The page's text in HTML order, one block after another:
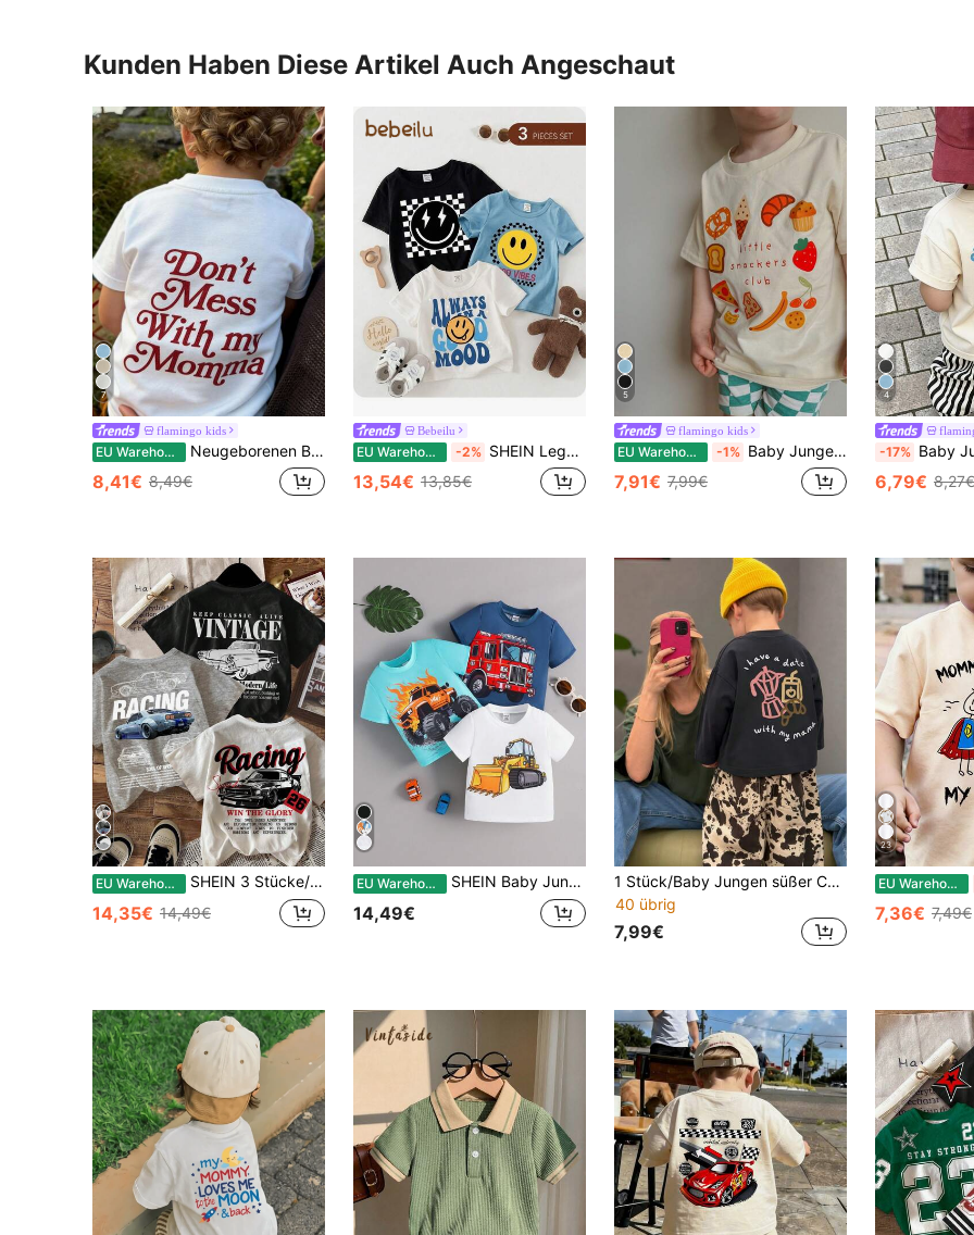
Kunden Haben Diese Artikel Auch Angeschaut
7
flamingo kids
EU Warehouse Neugeborenen Baby Sommer lässig Kurzarm T-Shirt, "Stört meine Mutter nicht" Buchstabe Muster Rundhals Top
8,41€ 8,49€
Bebeilu
EU Warehouse -2% SHEIN Legeres "LÄCHLE, Baby Jungen" Buchstaben-Grafik Rundhals Kurzarmoberteil, geeignet für den Sommer
13,54€ 13,85€
5
flamingo kids
EU Warehouse -1% Baby Jungen Basis T-Shirt mit Buchstaben- und Kirsch-Muster, weich atmungsaktiv, lässig geeignet für Kleinkinder
7,91€ 7,99€
4
-17% Baby Jungen bequemes,
6,79€ 8,27€
EU Warehouse SHEIN 3 Stücke/Set Baby Jungen Casual Minimalistisch Y2K Mode vielseitig coole Stil Auto Grafik Retro Amerikanisch locker bequem Rundhals Kurzarm T-Shirts, geeignet für den Sommer
14,35€ 14,49€
EU Warehouse SHEIN Baby Jungen Sommer/Frühling süßes 3er-Set mit Bagger- und Auto-Muster Muster
14,49€
1 Stück/Baby Jungen süßer Cartoon schwarzer Langarm, rosa Moka-Kanne und gelbe Kaffeetasse mit einfacher Linienzeichnung und brauner Kaffeebohnen-Dekoration, umgeben von weißer handgeschriebener englischer Aufschrift "I Have A Date With My Mama", lustiger kreativer Muster, locker lässig vielseitig, geeignet für Herbst/Winter tägliche Ausflüge und Familienreisen Fotografie, warmer Eltern-Kind-Interaktionsstil
40 übrig
7,99€
23
EU Warehouse
7,36€ 7,49€